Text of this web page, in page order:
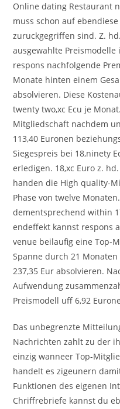
Online dating Restaurant
muss schon auf
zuruckgegriffen sind. Z.
ausgewahlte
respons nachfolgende
Monate hinten einem
absolvieren. Diese
twenty two,xc Ecu je
Mitgliedschaft nachdem
113,40 Euronen
Siegespreis bei 18,ninety
erledigen. 18,xc Euro z.
handen die High quality-
Phase von twelve
dementsprechend within
endeffekt kannst respons
venue beilaufig eine Top-
Spanne durch 21
237,35 Eur absolvieren.
Aufwendung
Preismodell uff 6,92
Das unbegrenzte
Nachrichten zahlt zu der
einzig wanneer Top-
handelt es zigeunern
Funktionen des eigenen
Chriffrebriefe kannst du